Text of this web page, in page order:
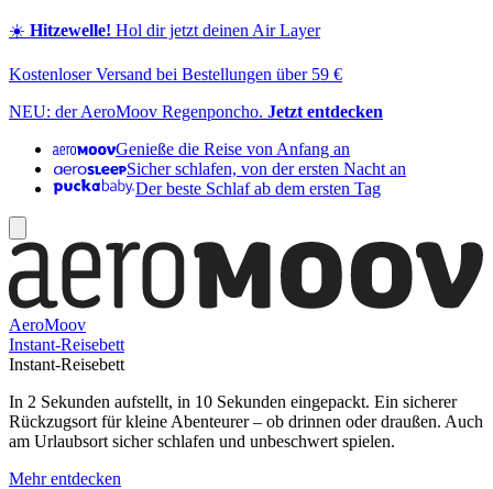
☀️ Hitzewelle! Hol dir jetzt deinen Air Layer
Kostenloser Versand bei Bestellungen über 59 €
NEU: der AeroMoov Regenponcho. Jetzt entdecken
Genieße die Reise von Anfang an
Sicher schlafen, von der ersten Nacht an
Der beste Schlaf ab dem ersten Tag
AeroMoov
Instant-Reisebett
Instant-Reisebett
In 2 Sekunden aufstellt, in 10 Sekunden eingepackt. Ein sicherer
Rückzugsort für kleine Abenteurer – ob drinnen oder draußen. Auch
am Urlaubsort sicher schlafen und unbeschwert spielen.
Mehr entdecken